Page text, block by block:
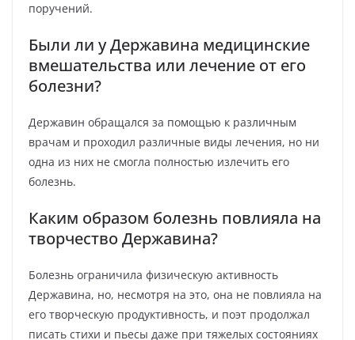
поручений.
Были ли у Державина медицинские
вмешательства или лечение от его
болезни?
Державин обращался за помощью к различным
врачам и проходил различные виды лечения, но ни
одна из них не смогла полностью излечить его
болезнь.
Каким образом болезнь повлияла на
творчество Державина?
Болезнь ограничила физическую активность
Державина, но, несмотря на это, она не повлияла на
его творческую продуктивность, и поэт продолжал
писать стихи и пьесы даже при тяжелых состояниях